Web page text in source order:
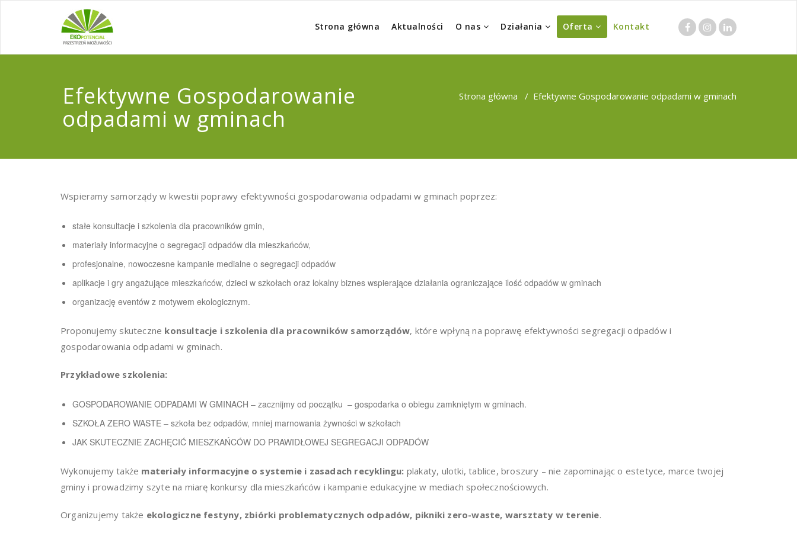
Strona główna Aktualności O nas Działania Oferta Kontakt
Efektywne Gospodarowanie
odpadami w gminach
Strona główna / Efektywne Gospodarowanie odpadami w gminach
Wspieramy samorządy w kwestii poprawy efektywności gospodarowania odpadami w gminach poprzez:
stałe konsultacje i szkolenia dla pracowników gmin,
materiały informacyjne o segregacji odpadów dla mieszkańców,
profesjonalne, nowoczesne kampanie medialne o segregacji odpadów
aplikacje i gry angażujące mieszkańców, dzieci w szkołach oraz lokalny biznes wspierające działania ograniczające ilość odpadów w gminach
organizację eventów z motywem ekologicznym.
Proponujemy skuteczne konsultacje i szkolenia dla pracowników samorządów, które wpłyną na poprawę efektywności segregacji odpadów i
gospodarowania odpadami w gminach.
Przykładowe szkolenia:
GOSPODAROWANIE ODPADAMI W GMINACH – zacznijmy od początku – gospodarka o obiegu zamkniętym w gminach.
SZKOŁA ZERO WASTE – szkoła bez odpadów, mniej marnowania żywności w szkołach
JAK SKUTECZNIE ZACHĘCIĆ MIESZKAŃCÓW DO PRAWIDŁOWEJ SEGREGACJI ODPADÓW
Wykonujemy także materiały informacyjne o systemie i zasadach recyklingu: plakaty, ulotki, tablice, broszury – nie zapominając o estetyce, marce twojej
gminy i prowadzimy szyte na miarę konkursy dla mieszkańców i kampanie edukacyjne w mediach społecznościowych.
Organizujemy także ekologiczne festyny, zbiórki problematycznych odpadów, pikniki zero-waste, warsztaty w terenie.